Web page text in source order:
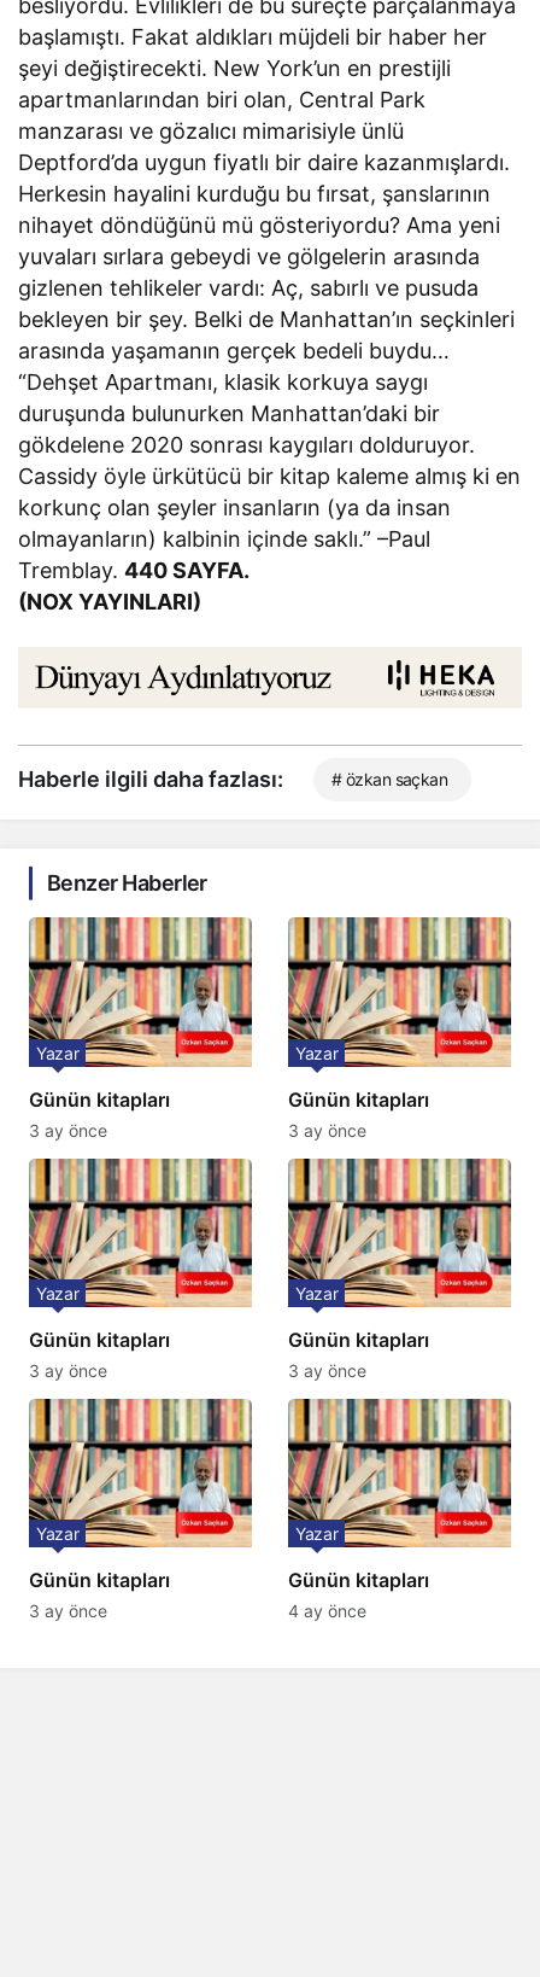
başlamıştı. Fakat aldıkları müjdeli bir haber her
şeyi değiştirecekti. New York’un en prestijli
apartmanlarından biri olan, Central Park
manzarası ve gözalıcı mimarisiyle ünlü
Deptford’da uygun fiyatlı bir daire kazanmışlardı.
Herkesin hayalini kurduğu bu fırsat, şanslarının
nihayet döndüğünü mü gösteriyordu? Ama yeni
yuvaları sırlara gebeydi ve gölgelerin arasında
gizlenen tehlikeler vardı: Aç, sabırlı ve pusuda
bekleyen bir şey. Belki de Manhattan’ın seçkinleri
arasında yaşamanın gerçek bedeli buydu…
“Dehşet Apartmanı, klasik korkuya saygı
duruşunda bulunurken Manhattan’daki bir
gökdelene 2020 sonrası kaygıları dolduruyor.
Cassidy öyle ürkütücü bir kitap kaleme almış ki en
korkunç olan şeyler insanların (ya da insan
olmayanların) kalbinin içinde saklı.” –Paul
Tremblay.440 SAYFA.
(NOX YAYINLARI)
Haberle ilgili daha fazlası: # özkan saçkan
Benzer Haberler
Günün kitapları
Yazar
3 ay önce
Günün kitapları
Yazar
3 ay önce
Günün kitapları
Yazar
3 ay önce
Günün kitapları
Yazar
3 ay önce
Günün kitapları
Yazar
3 ay önce
Günün kitapları
Yazar
4 ay önce